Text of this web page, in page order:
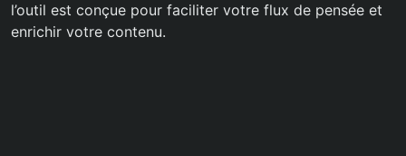
l’outil est conçue pour faciliter votre flux de pensée et
enrichir votre contenu.